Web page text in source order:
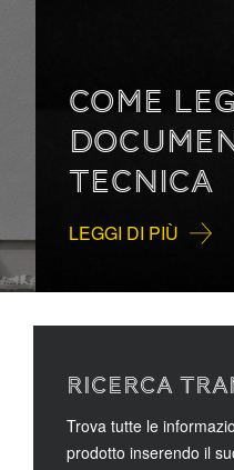
COME
TECNICA
LEGGI DI PIÙ
RICERCA
Trova tutte le
prodotto inserendo il